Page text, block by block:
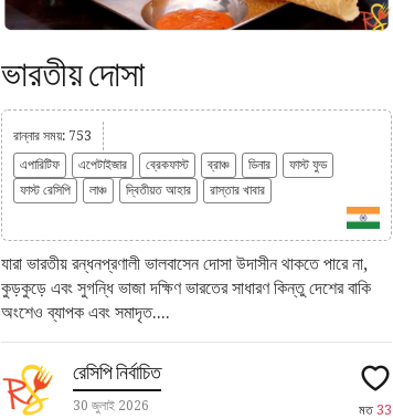
ভারতীয় দোসা
রান্নার সময়: 753
এপারিটিফ
এপেটাইজার ব্রেকফাস্ট ব্রাঞ্চ ডিনার
ফাস্ট ফুড
ফাস্ট রেসিপি
লাঞ্চ দ্বিতীয়ত আহার রাস্তার খাবার
যারা ভারতীয় রন্ধনপ্রণালী ভালবাসেন দোসা উদাসীন থাকতে পারে না,
কুড়কুড়ে এবং সুগন্ধি ভাজা দক্ষিণ ভারতের সাধারণ কিন্তু দেশের বাকি
অংশেও ব্যাপক এবং সমাদৃত....
রেসিপি নির্বাচিত
30 জুলাই 2026 মত 33